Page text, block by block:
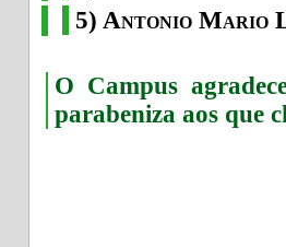
5) Antonio Mario
O Campus
parabeniza aos que